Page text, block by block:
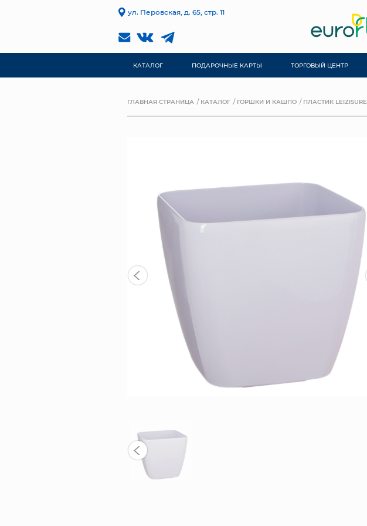
ул. Перовская, д. 65, стр. 11
КАТАЛОГ ПОДАРОЧНЫЕ КАРТЫ ТОРГОВЫЙ ЦЕНТР
ГЛАВНАЯ СТРАНИЦА КАТАЛОГ ГОРШКИ И КАШПО ПЛАСТИК LEIZISURE